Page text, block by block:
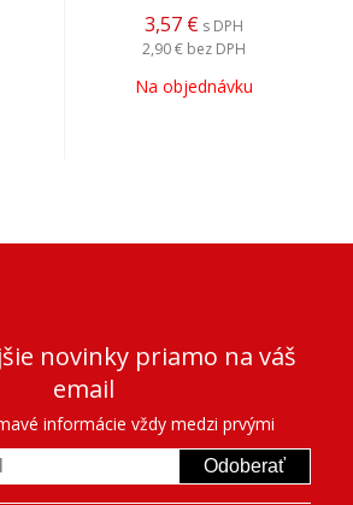
3,57 € s DPH
2,90 € bez DPH
Na objednávku
novinky priamo na váš
email
informácie vždy medzi prvými
Odoberať